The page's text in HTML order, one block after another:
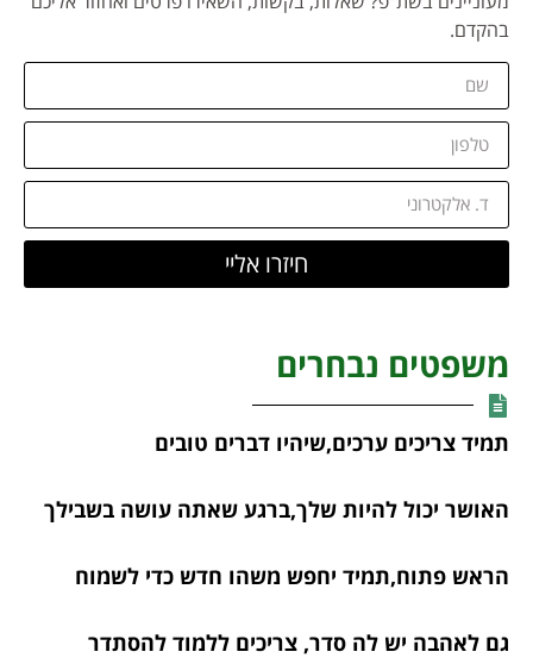
בהקדם.
חיזרו אליי
משפטים נבחרים
תמיד צריכים ערכים,שיהיו דברים טובים
האושר יכול להיות שלך,ברגע שאתה עושה בשבילך
הראש פתוח,תמיד יחפש משהו חדש כדי לשמוח
גם לאהבה יש לה סדר, צריכים ללמוד להסתדר